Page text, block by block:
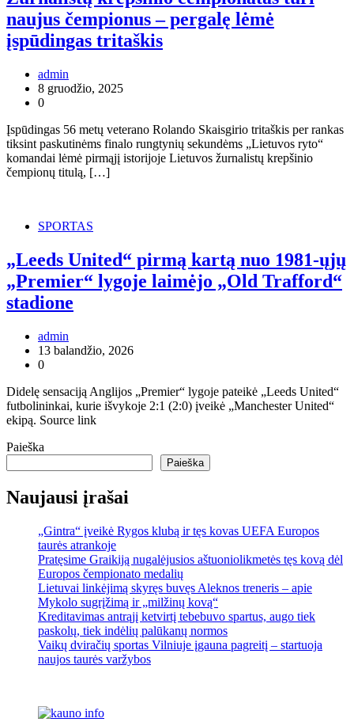
naujus čempionus – pergalę lėmė
įspūdingas tritaškis
admin
8 gruodžio, 2025
0
Įspūdingas 56 metų veterano Rolando Skaisgirio tritaškis per rankas
tiksint paskutinėms finalo rungtynių sekundėms „Lietuvos ryto“
komandai lėmė pirmąjį istorijoje Lietuvos žurnalistų krepšinio
čempionų titulą, […]
SPORTAS
„Leeds United“ pirmą kartą nuo 1981-ųjų
„Premier“ lygoje laimėjo „Old Trafford“
stadione
admin
13 balandžio, 2026
0
Didelę sensaciją Anglijos „Premier“ lygoje pateikė „Leeds United“
futbolininkai, kurie išvykoje 2:1 (2:0) įveikė „Manchester United“
ekipą. Source link
Paieška
Paieška
Naujausi įrašai
„Gintra“ įveikė Rygos klubą ir tęs kovas UEFA Europos
taurės atrankoje
Pratęsime Graikiją nugalėjusios aštuoniolikmetės tęs kovą dėl
Europos čempionato medalių
Lietuvai linkėjimą skyręs buvęs Aleknos treneris – apie
Mykolo sugrįžimą ir „milžinų kovą“
Kreditavimas antrąjį ketvirtį tebebuvo spartus, augo tiek
paskolų, tiek indėlių palūkanų normos
Vaikų dviračių sportas Vilniuje įgauna pagreitį – startuoja
naujos taurės varžybos